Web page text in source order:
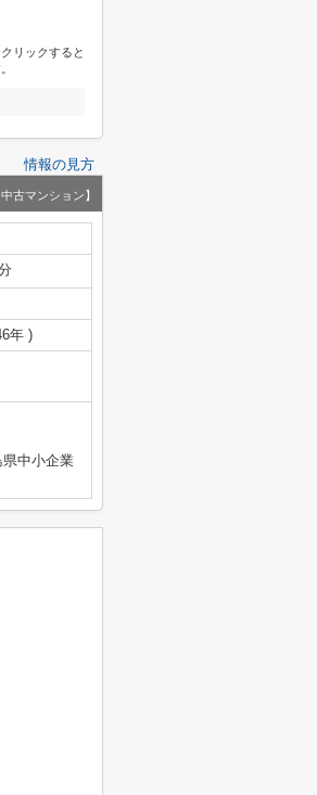
リックすると
情報の見方
中古マンション】
年 )
県中小企業